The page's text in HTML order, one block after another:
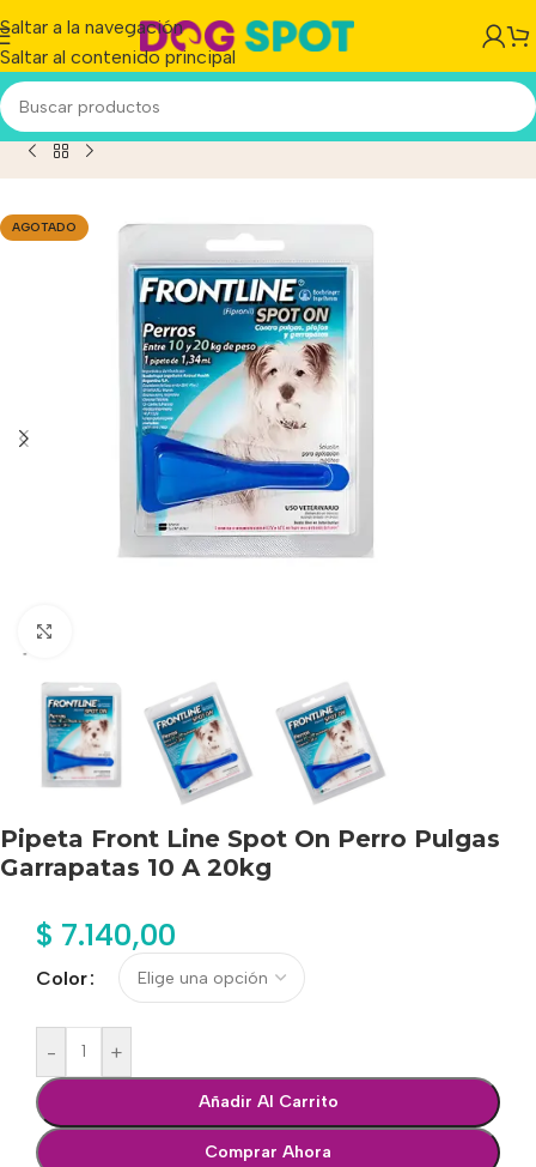
Saltar a la navegación
Saltar al contenido principal
Front Line Spot On Perro Pulgas Garrapatas 10 A 20kg
AGOTADO
Pipeta Front Line Spot On Perro Pulgas
Garrapatas 10 A 20kg
$ 7.140,00
Color
- +
Añadir Al Carrito
Comprar Ahora